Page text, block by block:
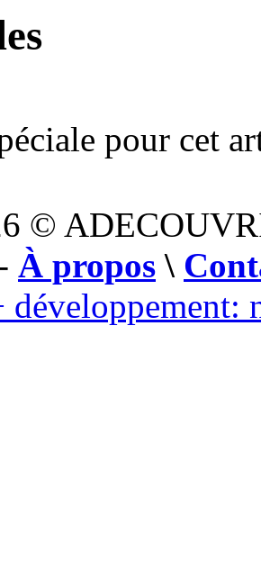
pour cet
©
À propos \
développement: